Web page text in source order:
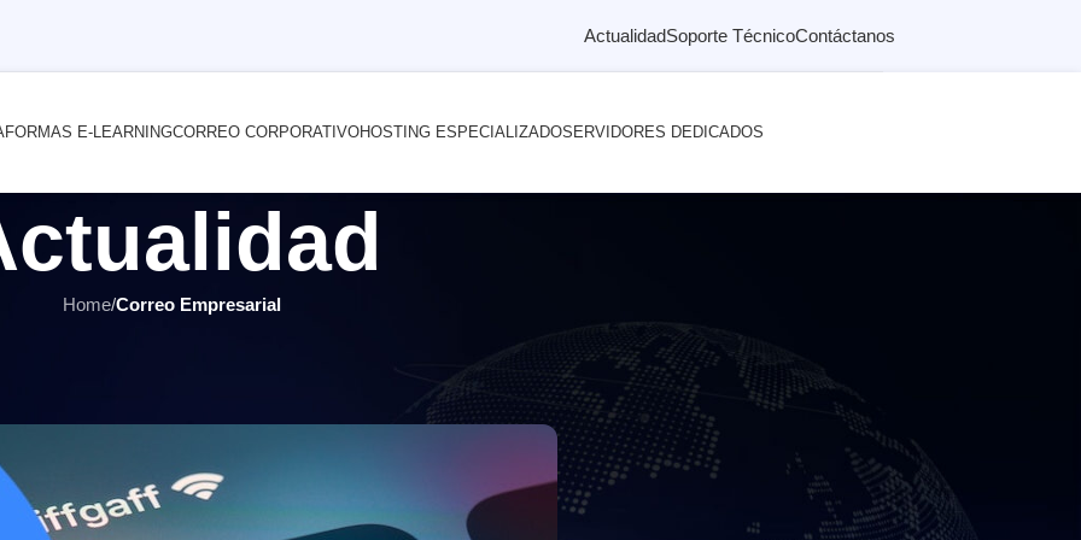
ActualidadSoporte TécnicoContáctanos
E-LEARNINGCORREO CORPORATIVOHOSTING ESPECIALIZADOSERVIDORES DEDICADOS
Home/Correo Empresarial
con su servidor de hosting o correo